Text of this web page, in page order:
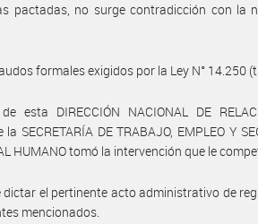
pactadas, no surge contradicción con la
formales exigidos por la Ley N° 14.250
esta DIRECCIÓN NACIONAL DE
SECRETARÍA DE TRABAJO, EMPLEO Y
HUMANO tomó la intervención que le
dictar el pertinente acto administrativo de
mencionados.